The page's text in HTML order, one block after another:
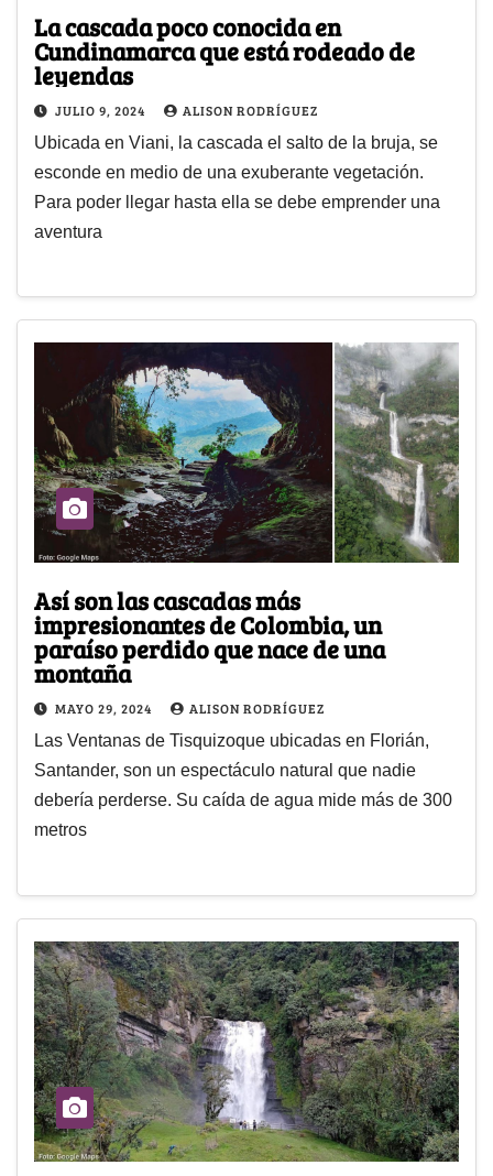
La cascada poco conocida en
Cundinamarca que está rodeado de
leyendas
JULIO 9, 2024 ALISON RODRÍGUEZ
Ubicada en Viani, la cascada el salto de la bruja, se
esconde en medio de una exuberante vegetación.
Para poder llegar hasta ella se debe emprender una
aventura
Así son las cascadas más
impresionantes de Colombia, un
paraíso perdido que nace de una
montaña
MAYO 29, 2024 ALISON RODRÍGUEZ
Las Ventanas de Tisquizoque ubicadas en Florián,
Santander, son un espectáculo natural que nadie
debería perderse. Su caída de agua mide más de 300
metros